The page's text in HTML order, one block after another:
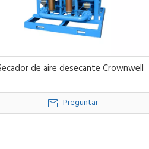
de aire desecante Crownwell
Preguntar